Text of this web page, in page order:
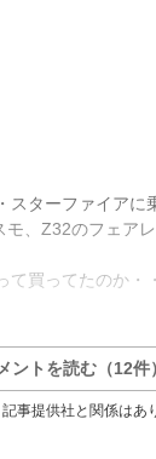
ターファイアに
モ、Z32のフェア
買ってたのか・
ントを読む（12件）
事提供社と関係はあ